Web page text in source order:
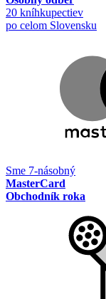
20 kníhkupectiev
po celom Slovensku
Sme 7-násobný
MasterCard
Obchodník roka